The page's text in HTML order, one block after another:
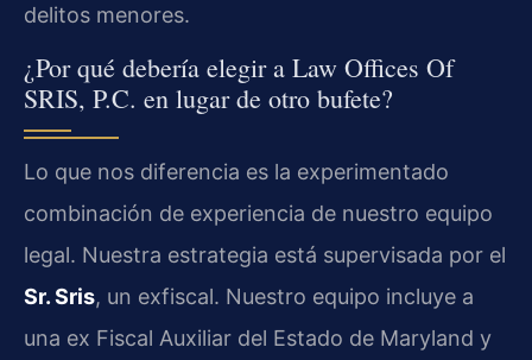
delitos menores.
¿Por qué debería elegir a Law Offices Of
SRIS, P.C. en lugar de otro bufete?
Lo que nos diferencia es la experimentado
combinación de experiencia de nuestro equipo
legal. Nuestra estrategia está supervisada por el
Sr. Sris, un exfiscal. Nuestro equipo incluye a
una ex Fiscal Auxiliar del Estado de Maryland y